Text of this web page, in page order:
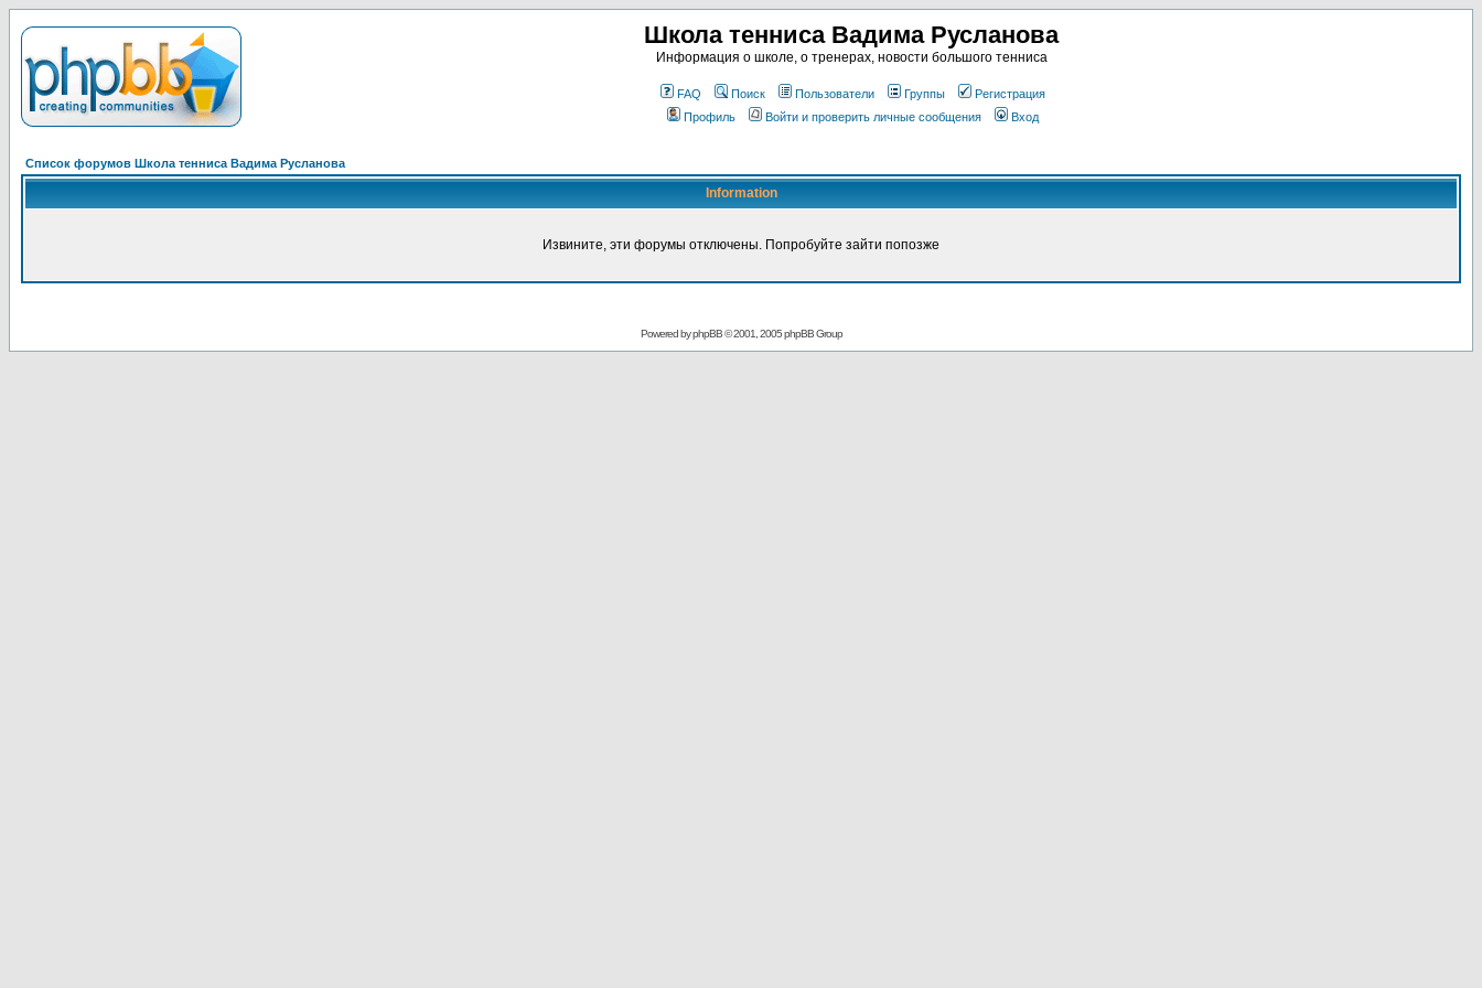
Школа тенниса Вадима Русланова
Информация о школе, о тренерах, новости большого тенниса
FAQ Поиск Пользователи Группы
Регистрация
Профиль
Войти и проверить личные сообщения Вход
Список форумов Школа тенниса Вадима Русланова
Information
Извините, эти форумы отключены. Попробуйте зайти попозже
Powered byphpBB© 2001, 2005 phpBB Group